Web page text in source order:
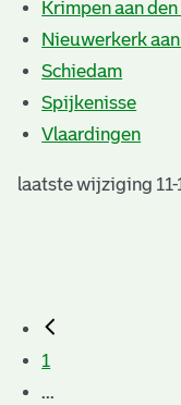
Krimpen aan
Nieuwerkerk
Schiedam
Spijkenisse
Vlaardingen
laatste wijziging 11-
1
...